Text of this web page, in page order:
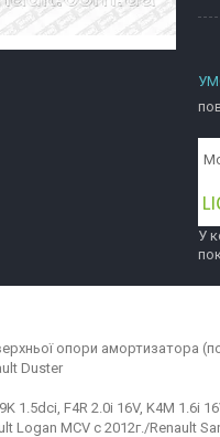
У
опори амортизатора
Duster
1.5dci, F4R 2.0i 16V, K4M 1.6i
Logan MCV c 2012г./Renault